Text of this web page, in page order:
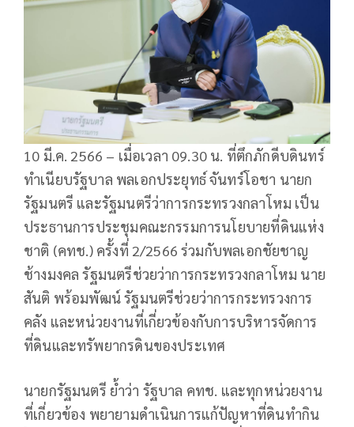
10 มี.ค. 2566 – เมื่อเวลา 09.30 น. ที่ตึกภักดีบดินทร์
ทำเนียบรัฐบาล พลเอกประยุทธ์ จันทร์โอชา นายก
รัฐมนตรี และรัฐมนตรีว่าการกระทรวงกลาโหม เป็น
ประธานการประชุมคณะกรรมการนโยบายที่ดินแห่ง
ชาติ (คทช.) ครั้งที่ 2/2566 ร่วมกับพลเอกชัยชาญ
ช้างมงคล รัฐมนตรีช่วยว่าการกระทรวงกลาโหม นาย
สันติ พร้อมพัฒน์ รัฐมนตรีช่วยว่าการกระทรวงการ
คลัง และหน่วยงานที่เกี่ยวข้องกับการบริหารจัดการ
ที่ดินและทรัพยากรดินของประเทศ
นายกรัฐมนตรี ย้ำว่า รัฐบาล คทช. และทุกหน่วยงาน
ที่เกี่ยวข้อง พยายามดำเนินการแก้ปัญหาที่ดินทำกิน